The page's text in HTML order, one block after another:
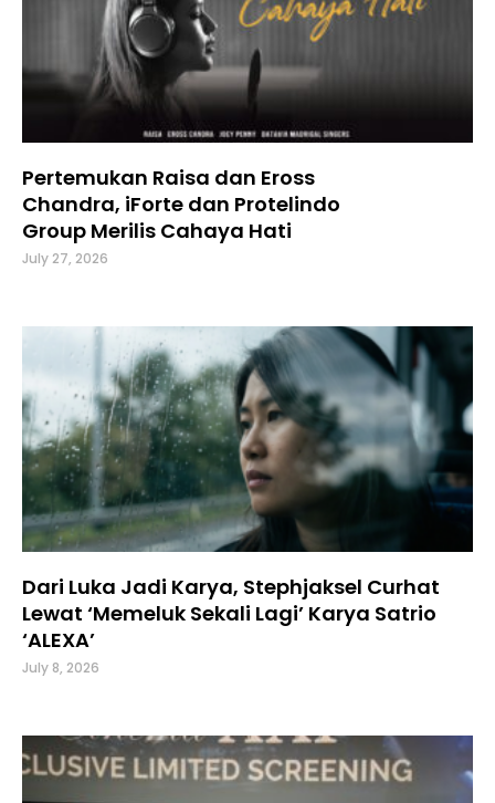
Pertemukan Raisa dan Eross
Chandra, iForte dan Protelindo
Group Merilis Cahaya Hati
July 27, 2026
Dari Luka Jadi Karya, Stephjaksel Curhat
Lewat ‘Memeluk Sekali Lagi’ Karya Satrio
‘ALEXA’
July 8, 2026